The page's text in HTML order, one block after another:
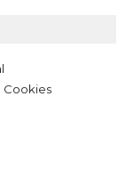
Cookies